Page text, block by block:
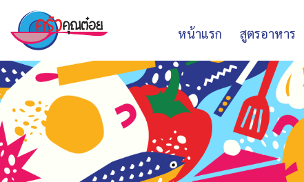
หน้าแรก สูตรอาหาร